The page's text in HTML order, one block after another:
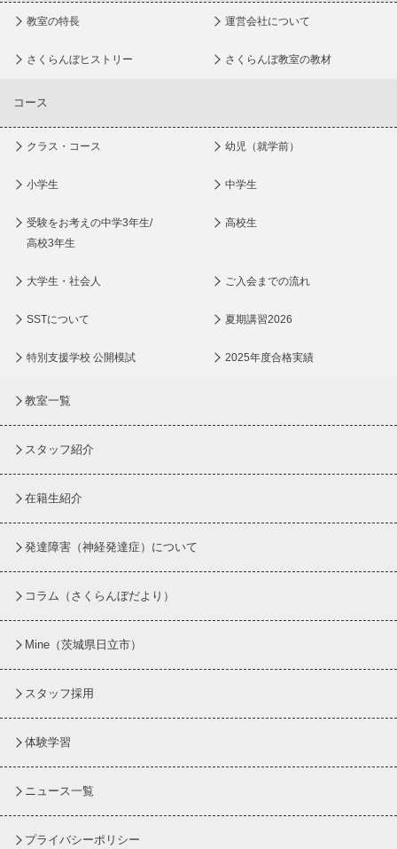
教室の特長 運営会社について
さくらんぼヒストリー さくらんぼ教室の教材
コース
クラス・コース 幼児（就学前）
小学生 中学生
受験をお考えの中学3年生/
高校3年生
高校生
大学生・社会人 ご入会までの流れ
SSTについて 夏期講習2026
特別支援学校 公開模試 2025年度合格実績
教室一覧
スタッフ紹介
在籍生紹介
発達障害（神経発達症）について
コラム （さくらんぼだより）
Mine（茨城県日立市）
スタッフ採用
体験学習
ニュース一覧
プライバシーポリシー